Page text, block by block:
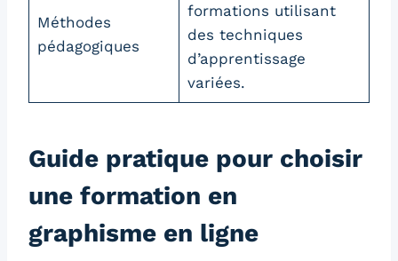
Méthodes
pédagogiques
formations utilisant
des techniques
d’apprentissage
variées.
Guide pratique pour choisir
une formation en
graphisme en ligne